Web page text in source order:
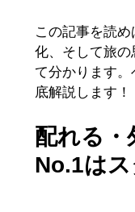
この記事を読
化、そして旅
て分かります
底解説します！
配れる・
No.1は